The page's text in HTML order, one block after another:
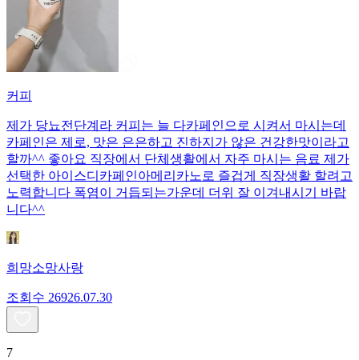
커피
제가 당뇨전단계라 커피는 늘 다카페인으로 시켜서 마시는데
카페인은 제로, 맛은 은은하고 진하지가 않은 건강한맛이라고
할까^^ 좋아요 직장에서 단체생활에서 자주 마시는 음료 제가
선택한 아이스디카페인아메리카노로 즐겁게 직장생활 할려고
노력합니다 폭염이 거듭되는가운데 더위 잘 이겨내시기 바랍
니다^^
희망소망사랑
조회수 26926.07.30
7